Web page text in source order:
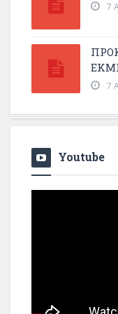
7
7
Youtube